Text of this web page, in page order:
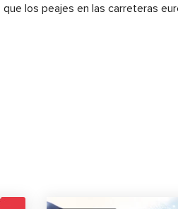
los peajes en las carreteras